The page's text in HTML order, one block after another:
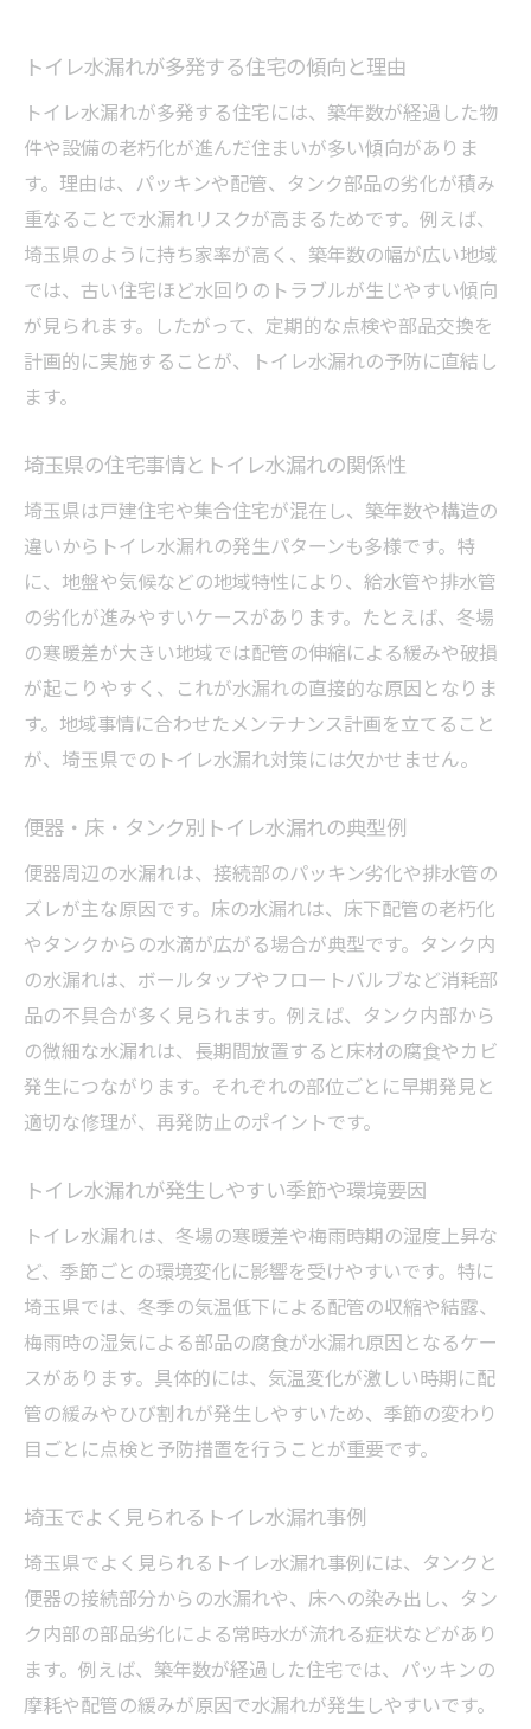
部品交換が必要なトイレ水漏れの見分け方
便器周辺からのトイレ水漏れの原因例
水のトラブル発見時の確認ポイントまとめ
突然の水漏れ発生時に取るべき対応策
トイレ水漏れ発覚時の応急処置と注意点
水漏れ時にすぐ実践できる安全対策方法
トイレ水漏れ時の連絡先と業者選定の流れ
順
タンクや床からの水漏れの主な要因
タンクからのトイレ水漏れで多い故障部位
床周辺に発生するトイレ水漏れの原因とは
トイレ部品劣化による水漏れの特徴
配管やパッキンのトラブルによる水漏れ例
タンク内部の不具合で起きる水漏れ現象
水漏れ修理前に確認したいチェック項目
トイレ水漏れ修理前に確認するべきポイン
水漏れ箇所ごとに異なるチェックリスト
水道料金の異常増加に注意する方法
トイレ水漏れの再発防止に必要な確認作業
修理前の写真撮影や記録の重要性とは
信頼できる修理先の選び方ガイド
トイレ水漏れ修理で安心な業者の特徴
口コミ・評判で選ぶトイレ水漏れ業者
見積もりや対応の早さで信頼度を判断
トイレ水漏れ修理のトラブル回避法
トイレ水漏れが多発する住宅の傾向と理由
トイレ水漏れが多発する住宅には、築年数が経過した物
件や設備の老朽化が進んだ住まいが多い傾向がありま
す。理由は、パッキンや配管、タンク部品の劣化が積み
重なることで水漏れリスクが高まるためです。例えば、
埼玉県のように持ち家率が高く、築年数の幅が広い地域
では、古い住宅ほど水回りのトラブルが生じやすい傾向
が見られます。したがって、定期的な点検や部品交換を
計画的に実施することが、トイレ水漏れの予防に直結し
ます。
埼玉県の住宅事情とトイレ水漏れの関係性
埼玉県は戸建住宅や集合住宅が混在し、築年数や構造の
違いからトイレ水漏れの発生パターンも多様です。特
に、地盤や気候などの地域特性により、給水管や排水管
の劣化が進みやすいケースがあります。たとえば、冬場
の寒暖差が大きい地域では配管の伸縮による緩みや破損
が起こりやすく、これが水漏れの直接的な原因となりま
す。地域事情に合わせたメンテナンス計画を立てること
が、埼玉県でのトイレ水漏れ対策には欠かせません。
便器・床・タンク別トイレ水漏れの典型例
便器周辺の水漏れは、接続部のパッキン劣化や排水管の
ズレが主な原因です。床の水漏れは、床下配管の老朽化
やタンクからの水滴が広がる場合が典型です。タンク内
の水漏れは、ボールタップやフロートバルブなど消耗部
品の不具合が多く見られます。例えば、タンク内部から
の微細な水漏れは、長期間放置すると床材の腐食やカビ
発生につながります。それぞれの部位ごとに早期発見と
適切な修理が、再発防止のポイントです。
トイレ水漏れが発生しやすい季節や環境要因
トイレ水漏れは、冬場の寒暖差や梅雨時期の湿度上昇な
ど、季節ごとの環境変化に影響を受けやすいです。特に
埼玉県では、冬季の気温低下による配管の収縮や結露、
梅雨時の湿気による部品の腐食が水漏れ原因となるケー
スがあります。具体的には、気温変化が激しい時期に配
管の緩みやひび割れが発生しやすいため、季節の変わり
目ごとに点検と予防措置を行うことが重要です。
埼玉でよく見られるトイレ水漏れ事例
埼玉県でよく見られるトイレ水漏れ事例には、タンクと
便器の接続部分からの水漏れや、床への染み出し、タン
ク内部の部品劣化による常時水が流れる症状などがあり
ます。例えば、築年数が経過した住宅では、パッキンの
摩耗や配管の緩みが原因で水漏れが発生しやすいです。